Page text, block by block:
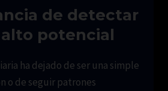
de detectar
potencial
ha dejado de ser una simple
o de seguir patrones